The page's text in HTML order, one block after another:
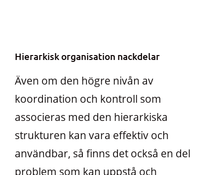
Hierarkisk organisation nackdelar
Även om den högre nivån av
koordination och kontroll som
associeras med den hierarkiska
strukturen kan vara effektiv och
användbar, så finns det också en del
problem som kan uppstå och